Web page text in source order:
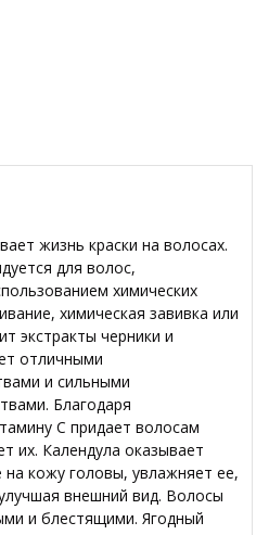
жизнь краски на волосах.
для волос,
химических
химическая завивка или
экстракты черники и
отличными
и сильными
Благодаря
С придает волосам
их. Календула оказывает
кожу головы, увлажняет ее,
внешний вид. Волосы
и блестящими. Ягодный